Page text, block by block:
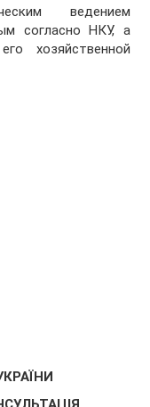
ведением
согласно НКУ, а
хозяйственной